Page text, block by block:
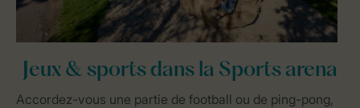
Jeux & sports dans la Sports arena
Accordez-vous une partie de football ou de ping-pong,